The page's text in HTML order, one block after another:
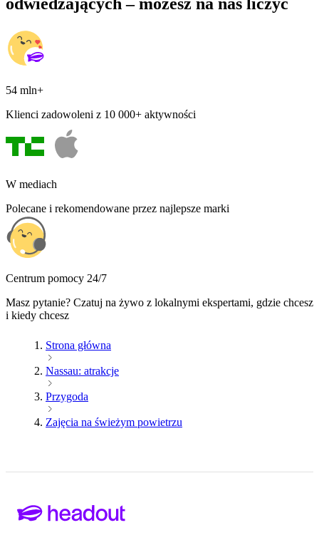
54 mln+
Klienci zadowoleni z 10 000+ aktywności
W mediach
Polecane i rekomendowane przez najlepsze marki
Centrum pomocy 24/7
Masz pytanie? Czatuj na żywo z lokalnymi ekspertami, gdzie chcesz
i kiedy chcesz
Strona główna
Nassau: atrakcje
Przygoda
Zajęcia na świeżym powietrzu